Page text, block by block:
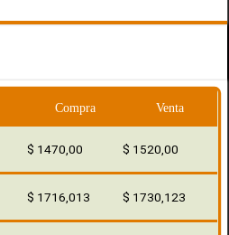
Compra Venta
$ 1470,00 $ 1520,00
$ 1716,013 $ 1730,123